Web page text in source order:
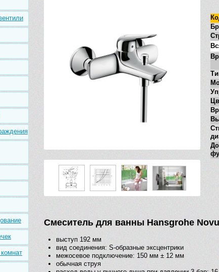
Смеситель для ванны Hansgrohe
выступ 192 мм
вид соединения: S-образные эксцентрики
межосевое подключение: 150 мм ± 12 мм
обычная струя